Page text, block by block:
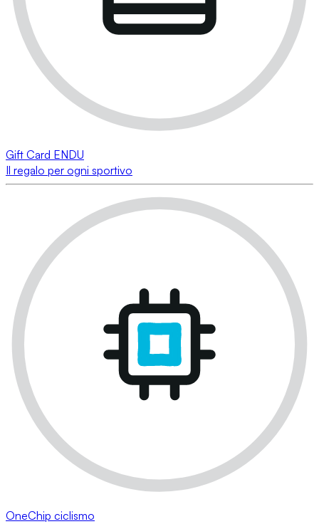
Gift Card ENDU
Il regalo per ogni sportivo
OneChip ciclismo